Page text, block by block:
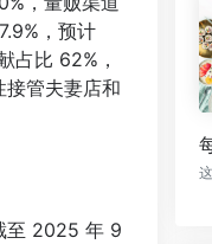
，预计
占比 62%，
管夫妻店和
至 2025 年 9